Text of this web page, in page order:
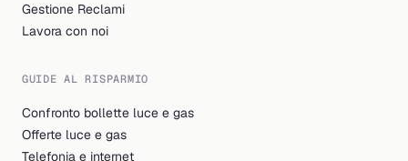
Gestione Reclami
Lavora con noi
GUIDE AL RISPARMIO
Confronto bollette luce e gas
Offerte luce e gas
Telefonia e internet